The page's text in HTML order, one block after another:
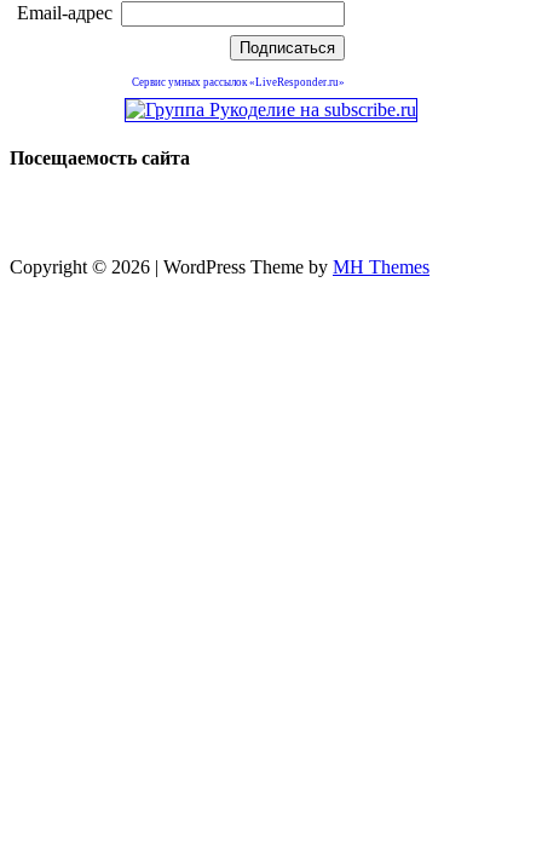
Email-адрес
Сервис умных рассылок «LiveResponder.ru»
Посещаемость сайта
Copyright © 2026 | WordPress Theme by MH Themes